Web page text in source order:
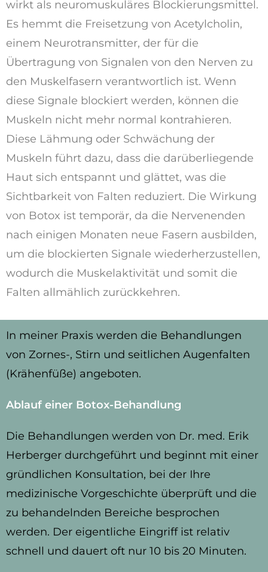
wirkt als neuromuskuläres Blockierungsmittel.
Es hemmt die Freisetzung von Acetylcholin,
einem Neurotransmitter, der für die
Übertragung von Signalen von den Nerven zu
den Muskelfasern verantwortlich ist. Wenn
diese Signale blockiert werden, können die
Muskeln nicht mehr normal kontrahieren.
Diese Lähmung oder Schwächung der
Muskeln führt dazu, dass die darüberliegende
Haut sich entspannt und glättet, was die
Sichtbarkeit von Falten reduziert. Die Wirkung
von Botox ist temporär, da die Nervenenden
nach einigen Monaten neue Fasern ausbilden,
um die blockierten Signale wiederherzustellen,
wodurch die Muskelaktivität und somit die
Falten allmählich zurückkehren.
In meiner Praxis werden die Behandlungen
von Zornes-, Stirn und seitlichen Augenfalten
(Krähenfüße) angeboten.
Ablauf einer Botox-Behandlung
Die Behandlungen werden von Dr. med. Erik
Herberger durchgeführt und beginnt mit einer
gründlichen Konsultation, bei der Ihre
medizinische Vorgeschichte überprüft und die
zu behandelnden Bereiche besprochen
werden. Der eigentliche Eingriff ist relativ
schnell und dauert oft nur 10 bis 20 Minuten.